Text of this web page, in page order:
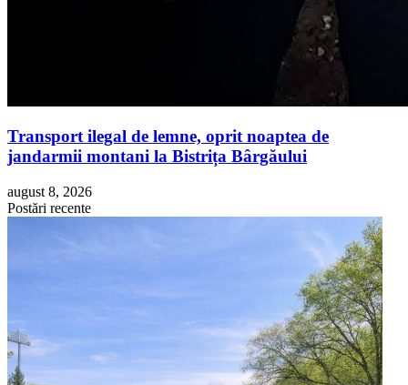
Transport ilegal de lemne, oprit noaptea de
jandarmii montani la Bistrița Bârgăului
august 8, 2026
Postări recente